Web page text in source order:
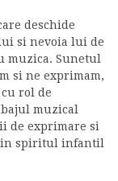
deschide
si nevoia lui de
muzica. Sunetul
si ne exprimam,
rol de
muzical
de exprimare si
spiritul infantil